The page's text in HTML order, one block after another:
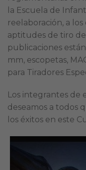
la Escuela de
reelaboración, a
aptitudes de tiro
publicaciones
mm, escopetas,
para Tiradores
Los integrantes de
deseamos a todos
los éxitos en este